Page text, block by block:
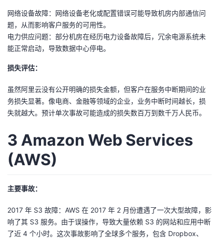
验
收
藏
议
网络设备故障：网络设备老化或配置错误可能导致机房内部通信问
题，从而影响客户服务的可用性。
电力供应问题：部分机房在经历电力设备故障后，冗余电源系统未
能正常启动，导致数据中心停电。
损失评估：
虽然阿里云没有公开明确的损失金额，但客户在服务中断期间的业
务损失显著。像电商、金融等领域的企业，业务中断时间越长，损
失就越大。预计单次事故可能造成的损失数百万到数千万人民币。
3 Amazon Web Services
(AWS)
主要事故：
2017 年 S3 故障：AWS 在 2017 年 2 月份遭遇了一次大型故障，影
响了其 S3 服务。由于误操作，导致大量依赖 S3 的网站和应用中断
了近 4 个小时。这次事故影响了全球多个服务，包含 Dropbox、